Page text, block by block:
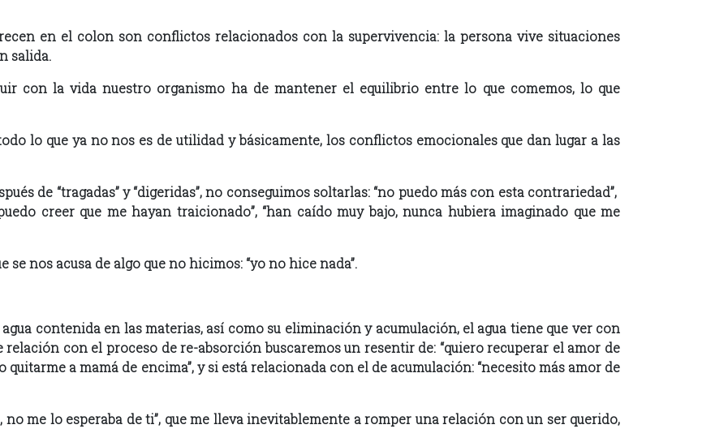
en el colon son conflictos relacionados con la supervivencia: la persona vive situaciones
salida.
con la vida nuestro organismo ha de mantener el equilibrio entre lo que comemos, lo que
lo que ya no nos es de utilidad y básicamente, los conflictos emocionales que dan lugar a las
de “tragadas” y “digeridas”, no conseguimos soltarlas: “no puedo más con esta contrariedad”,
creer que me hayan traicionado”, “han caído muy bajo, nunca hubiera imaginado que me
nos acusa de algo que no hicimos: “yo no hice nada”.
contenida en las materias, así como su eliminación y acumulación, el agua tiene que ver con
con el proceso de re-absorción buscaremos un resentir de: “quiero recuperar el amor de
quitarme a mamá de encima”, y si está relacionada con el de acumulación: “necesito más amor de
me lo esperaba de ti”, que me lleva inevitablemente a romper una relación con un ser querido,